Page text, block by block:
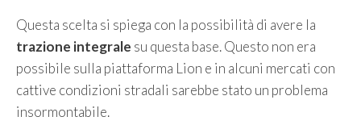
Questa scelta si spiega con la possibilità di avere la
trazione integrale su questa base. Questo non era
possibile sulla piattaforma Lion e in alcuni mercati con
cattive condizioni stradali sarebbe stato un problema
insormontabile.